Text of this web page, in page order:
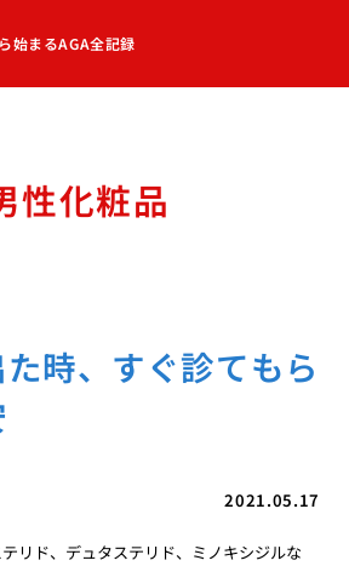
始まるAGA全記録
性化粧品
時、すぐ診てもら
2021.05.17
リド、デュタステリド、ミノキシジルな